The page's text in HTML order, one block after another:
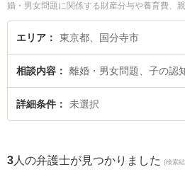
婚・男女問題に関係する財産分与や養育費、
検索もでき便利です。特に弁護士法人アルフ
の豊村 聖子弁護士や弁護士法人東京開智法律
知のトラブルを今すぐに弁護士に相談したい
績豊富な近くの弁護士を検索したい』『初回
きる国分寺市内の弁護士に相談予約したい』
エリア 東京都、国分寺市
相談内容 離婚・男女問題、子の認
詳細条件 未選択
3 人の弁護士が見つかりました (検索